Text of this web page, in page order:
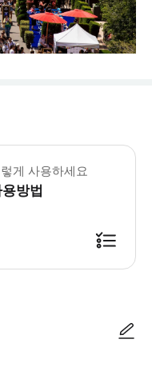
장소: 시드니 CBD에서 3km 이
게 사용하세요
방법